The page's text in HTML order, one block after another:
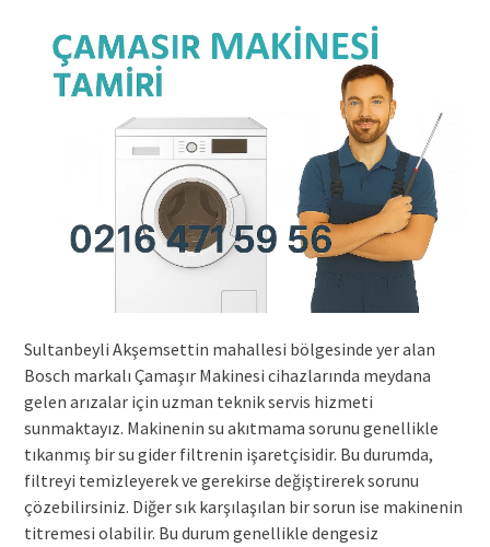
Sultanbeyli Akşemsettin mahallesi bölgesinde yer alan
Bosch markalı Çamaşır Makinesi cihazlarında meydana
gelen arızalar için uzman teknik servis hizmeti
sunmaktayız. Makinenin su akıtmama sorunu genellikle
tıkanmış bir su gider filtrenin işaretçisidir. Bu durumda,
filtreyi temizleyerek ve gerekirse değiştirerek sorunu
çözebilirsiniz. Diğer sık karşılaşılan bir sorun ise makinenin
titremesi olabilir. Bu durum genellikle dengesiz